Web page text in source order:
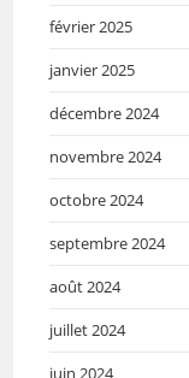
février 2025
janvier 2025
décembre 2024
novembre 2024
octobre 2024
septembre 2024
août 2024
juillet 2024
juin 2024